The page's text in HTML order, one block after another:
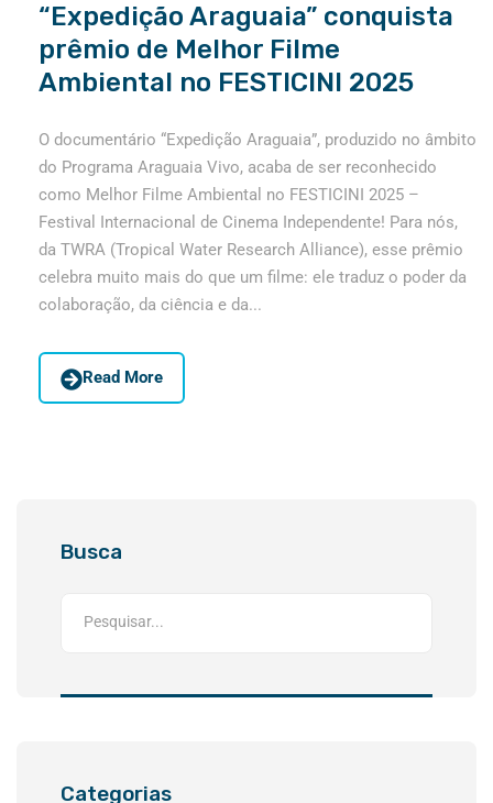
“Expedição Araguaia” conquista
prêmio de Melhor Filme
Ambiental no FESTICINI 2025
O documentário “Expedição Araguaia”, produzido no âmbito
do Programa Araguaia Vivo, acaba de ser reconhecido
como Melhor Filme Ambiental no FESTICINI 2025 –
Festival Internacional de Cinema Independente! Para nós,
da TWRA (Tropical Water Research Alliance), esse prêmio
celebra muito mais do que um filme: ele traduz o poder da
colaboração, da ciência e da...
Read More
Busca
Categorias